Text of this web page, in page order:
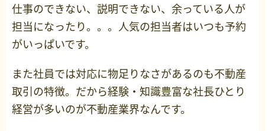
仕事のできない、説明できない、余っている人が
担当になったり。。。人気の担当者はいつも予約
がいっぱいです。
また社員では対応に物足りなさがあるのも不動産
取引の特徴。だから経験・知識豊富な社長ひとり
経営が多いのが不動産業界なんです。